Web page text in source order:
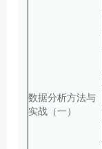
数据分析方法与
实战（一）